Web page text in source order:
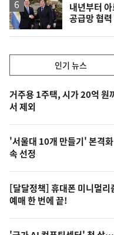
내년부터
공급망 협
기,
최
신,
오
늘
의
영
상
인기 뉴스
기
뉴
스
거주용 1주택, 시가 20억 원
서 제외
'서울대 10개 만들기' 본격
속 선정
[달달정책] 휴대폰 미니멀
예매 한 번에 끝!